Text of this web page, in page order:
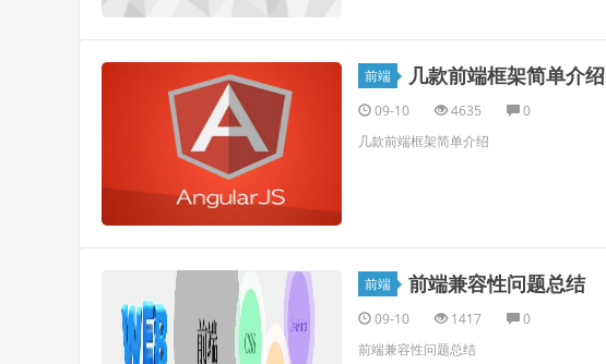
前端 几款前端框架简单介绍
09-10 4635
0
几款前端框架简单介绍
前端 前端兼容性问题总结
09-10 1417
0
前端兼容性问题总结